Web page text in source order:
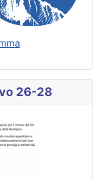
26-28